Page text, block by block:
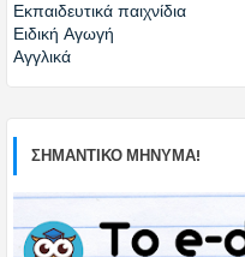
Εκπαιδευτικά παιχνίδια
Ειδική Αγωγή
Αγγλικά
ΣΗΜΑΝΤΙΚΟ ΜΗΝΥΜΑ!